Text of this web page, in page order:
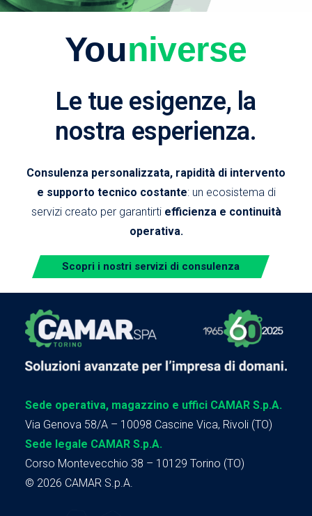
Youniverse
Le tue esigenze, la
nostra esperienza.
Consulenza personalizzata, rapidità di intervento
e supporto tecnico costante: un ecosistema di
servizi creato per garantirti efficienza e continuità
operativa.
Scopri i nostri servizi di consulenza
Sede operativa, magazzino e uffici CAMAR S.p.A.
Via Genova 58/A – 10098 Cascine Vica, Rivoli (TO)
Sede legale CAMAR S.p.A.
Corso Montevecchio 38 – 10129 Torino (TO)
© 2026 CAMAR S.p.A.